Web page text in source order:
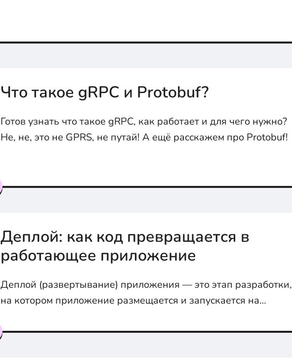
Что такое gRPC и Protobuf?
Готов узнать что такое gRPC, как работает и для чего нужно?
Не, не, это не GPRS, не путай! А ещё расскажем про Protobuf!
Деплой: как код превращается в
работающее приложение
Деплой (развертывание) приложения — это этап разработки,
на котором приложение размещается и запускается на
разберемся, как это происходит.